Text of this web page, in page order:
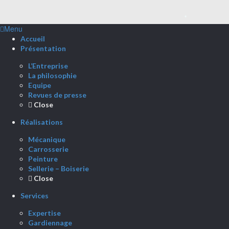
Menu
Accueil
Présentation
L’Entreprise
La philosophie
Equipe
Revues de presse
Close
Réalisations
Mécanique
Carrosserie
Peinture
Sellerie – Boiserie
Close
Services
Expertise
Gardiennage